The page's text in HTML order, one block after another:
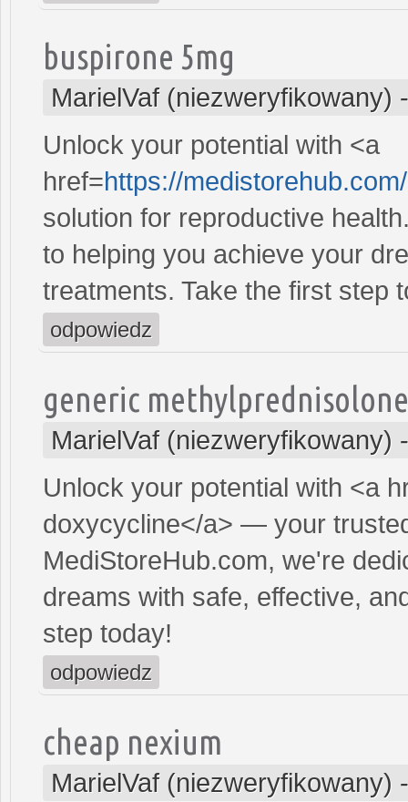
buspirone 5mg
MarielVaf (niezweryfikowany)
Unlock your potential with <a
href=https://
solution for reproductive
to helping you achieve your
treatments. Take the first step
odpowiedz
generic methylprednisolone
MarielVaf (niezweryfikowany)
Unlock your potential with <a
doxycycline</a> — your
MediStoreHub.com, we're
dreams with safe, effective,
step today!
odpowiedz
cheap nexium
MarielVaf (niezweryfikowany)